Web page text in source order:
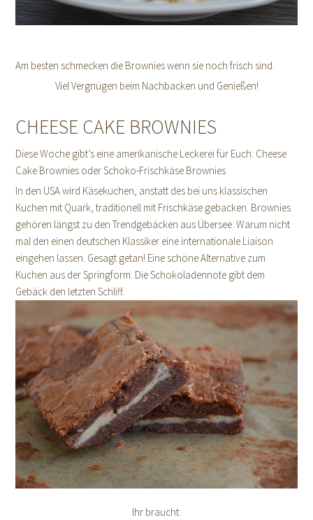
Am besten schmecken die Brownies wenn sie noch frisch sind.
Viel Vergnügen beim Nachbacken und Genießen!
CHEESE CAKE BROWNIES
Diese Woche gibt’s eine amerikanische Leckerei für Euch: Cheese
Cake Brownies oder Schoko-Frischkäse Brownies
In den USA wird Käsekuchen, anstatt des bei uns klassischen
Kuchen mit Quark, traditionell mit Frischkäse gebacken. Brownies
gehören längst zu den Trendgebäcken aus Übersee. Warum nicht
mal den einen deutschen Klassiker eine internationale Liaison
eingehen lassen. Gesagt getan! Eine schöne Alternative zum
Kuchen aus der Springform. Die Schokoladennote gibt dem
Gebäck den letzten Schliff.
Ihr braucht: